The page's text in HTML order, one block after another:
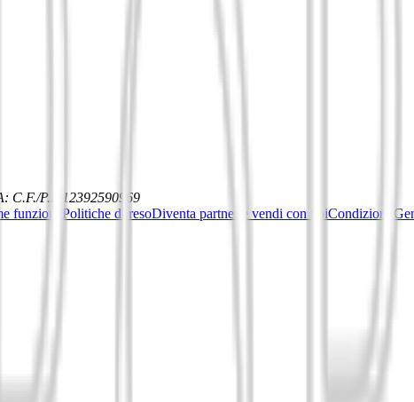
: C.F./P.I. 12392590969
funziona Politiche di resoDiventa partner e vendi con noiCondizioni